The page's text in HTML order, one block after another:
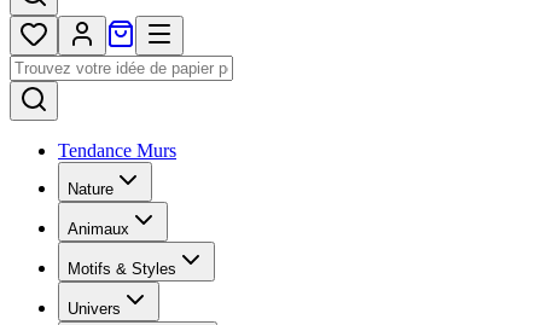
Tendance Murs
Nature
Animaux
Motifs & Styles
Univers